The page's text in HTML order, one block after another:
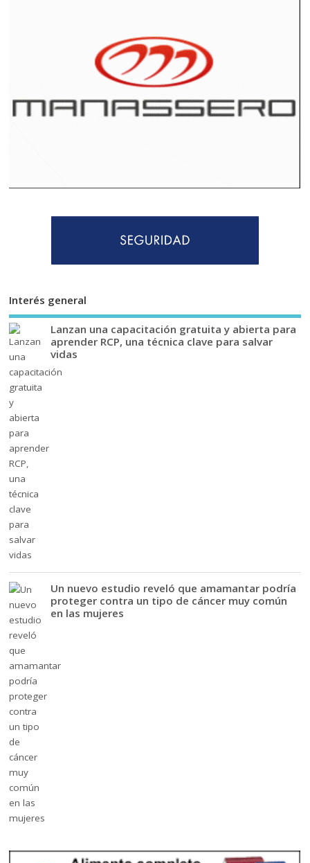
Interés general
Lanzan una capacitación gratuita y abierta para
aprender RCP, una técnica clave para salvar
vidas
Un nuevo estudio reveló que amamantar podría
proteger contra un tipo de cáncer muy común
en las mujeres